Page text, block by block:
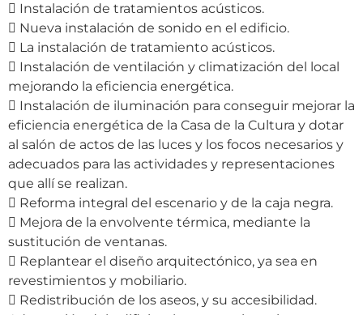
 Instalación de tratamientos acústicos.
 Nueva instalación de sonido en el edificio.
 La instalación de tratamiento acústicos.
 Instalación de ventilación y climatización del local
mejorando la eficiencia energética.
 Instalación de iluminación para conseguir mejorar la
eficiencia energética de la Casa de la Cultura y dotar
al salón de actos de las luces y los focos necesarios y
adecuados para las actividades y representaciones
que allí se realizan.
 Reforma integral del escenario y de la caja negra.
 Mejora de la envolvente térmica, mediante la
sustitución de ventanas.
 Replantear el diseño arquitectónico, ya sea en
revestimientos y mobiliario.
 Redistribución de los aseos, y su accesibilidad.